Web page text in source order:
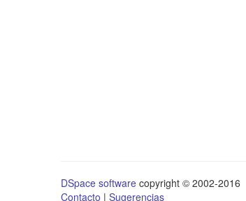
DSpace software copyright © 2002-2016
Contacto | Sugerencias